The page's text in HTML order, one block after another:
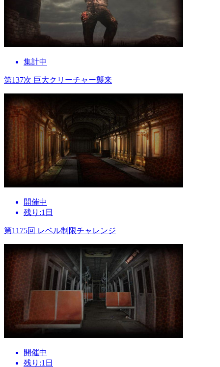
集計中
第137次 巨大クリーチャー襲来
開催中
残り:1日
第1175回 レベル制限チャレンジ
開催中
残り:1日